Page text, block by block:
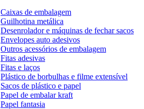
Caixas de embalagem
Guilhotina metálica
Desenrolador e máquinas de fechar sacos
Envelopes auto adesivos
Outros acessórios de embalagem
Fitas adesivas
Fitas e laços
Plástico de borbulhas e filme extensível
Sacos de plástico e papel
Papel de embalar kraft
Papel fantasia